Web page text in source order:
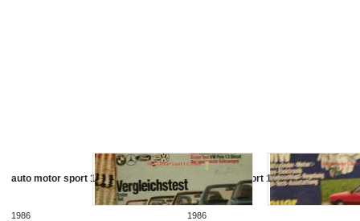
auto motor sport 16 +november 86
1986
auto motor sport 19 september 86
1986